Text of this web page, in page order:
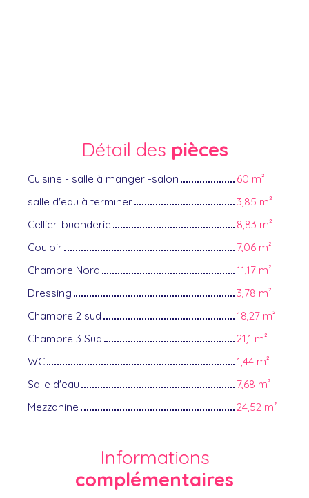
Détail des pièces
Cuisine - salle à manger -salon
60 m²
salle d'eau à terminer
3,85 m²
Cellier-buanderie
8,83 m²
Couloir
7,06 m²
Chambre Nord
11,17 m²
Dressing
3,78 m²
Chambre 2 sud
18,27 m²
Chambre 3 Sud
21,1 m²
WC
1,44 m²
Salle d'eau
7,68 m²
Mezzanine
24,52 m²
Informations
complémentaires